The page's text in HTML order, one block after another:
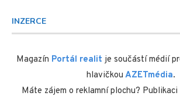
INZERCE
Magazín Portál realit je součástí médií
hlavičkou AZETmédia.
Máte zájem o reklamní plochu?